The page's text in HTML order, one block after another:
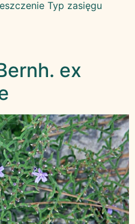
Typ zasięgu
ex